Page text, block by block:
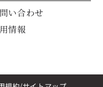
い合わせ
情報